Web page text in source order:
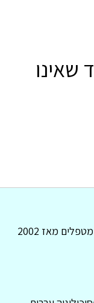
שאינו
מאז 2002